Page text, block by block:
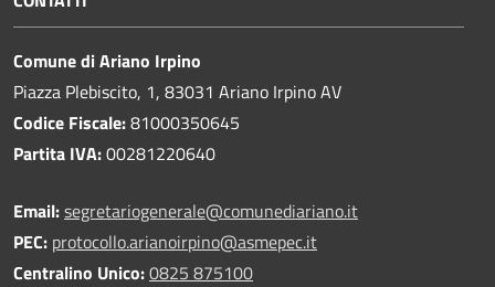
Comune di Ariano Irpino
Piazza Plebiscito, 1, 83031 Ariano Irpino AV
Codice Fiscale:81000350645
Partita IVA:00281220640
Email:segretariogenerale@comunediariano.it
PEC: protocollo.arianoirpino@asmepec.it
Centralino Unico:0825 875100